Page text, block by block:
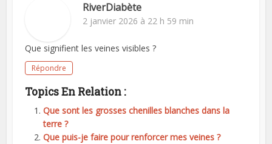
RiverDiabète
2 janvier 2026 à 22 h 59 min
Que signifient les veines visibles ?
Répondre
Topics En Relation :
Que sont les grosses chenilles blanches dans la
terre ?
Que puis-je faire pour renforcer mes veines ?